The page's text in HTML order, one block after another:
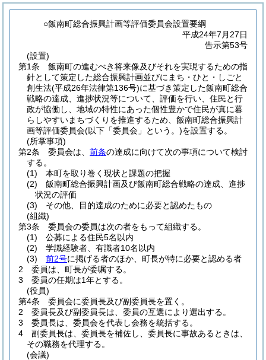
○飯南町総合振興計画等評価委員会設置要綱
平成24年7月27日
告示第53号
(設置)
第1条
飯南町の進むべき将来像及びそれを実現するための指
針として策定した総合振興計画並びにまち・ひと・しごと
創生法(平成26年法律第136号)に基づき策定した飯南町総合
戦略の達成、進捗状況等について、評価を行い、住民と行
政が協働し、地域の特性にあった個性豊かで住民が真に暮
らしやすいまちづくりを推進するため、飯南町総合振興計
画等評価委員会(以下「委員会」という。)を設置する。
(所掌事項)
第2条
委員会は、 前条の達成に向けて次の事項について検討
する。
(1)
本町を取り巻く現状と課題の把握
(2)
飯南町総合振興計画及び飯南町総合戦略の達成、進捗
状況の評価
(3)
その他、目的達成のために必要と認めたもの
(組織)
第3条
委員会の委員は次の者をもって組織する。
(1)
公募による住民5名以内
(2)
学識経験者、有識者10名以内
(3)
前2号に掲げる者のほか、町長が特に必要と認める者
2
委員は、町長が委嘱する。
3
委員の任期は1年とする。
(役員)
第4条
委員会に委員長及び副委員長を置く。
2
委員長及び副委員長は、委員の互選により選出する。
3
委員長は、委員会を代表し会務を統括する。
4
副委員長は、委員長を補佐し、委員長に事故あるときは、
その職務を代理する。
(会議)